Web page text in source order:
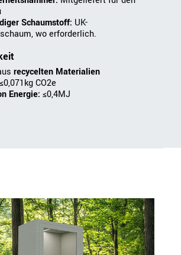
Schaumstoff: UK-
wo erforderlich.
recycelten Materialien
≤0,071kg CO2e
Energie: ≤0,4MJ